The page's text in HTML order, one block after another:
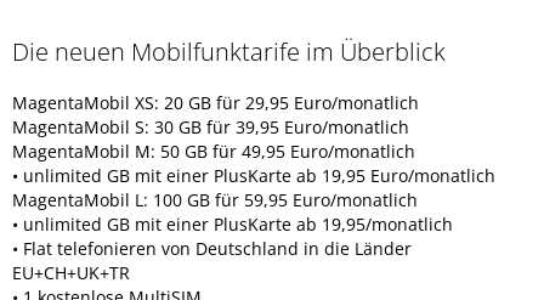
Die neuen Mobilfunktarife im Überblick
MagentaMobil XS: 20 GB für 29,95 Euro/monatlich
MagentaMobil S: 30 GB für 39,95 Euro/monatlich
MagentaMobil M: 50 GB für 49,95 Euro/monatlich
• unlimited GB mit einer PlusKarte ab 19,95 Euro/monatlich
MagentaMobil L: 100 GB für 59,95 Euro/monatlich
• unlimited GB mit einer PlusKarte ab 19,95/monatlich
• Flat telefonieren von Deutschland in die Länder
EU+CH+UK+TR